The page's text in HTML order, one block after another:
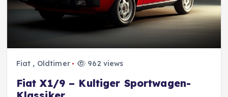
Fiat , Oldtimer 962 views
Fiat X1/9 – Kultiger Sportwagen-